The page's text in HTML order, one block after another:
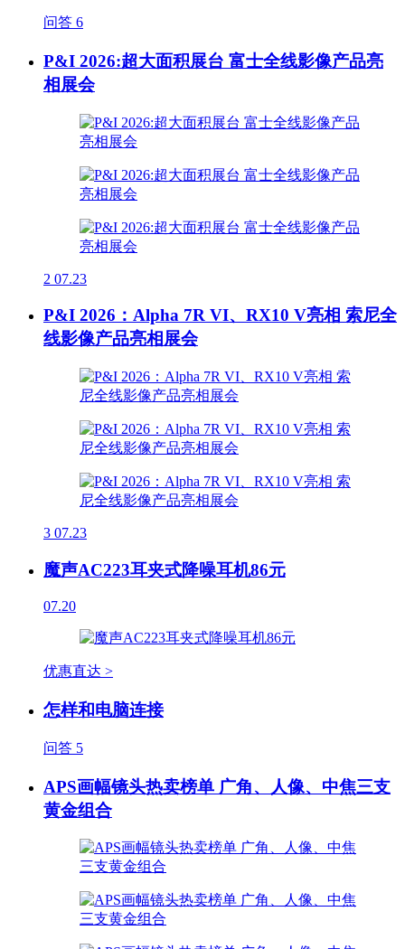
问答 6
P&I 2026:超大面积展台 富士全线影像产品亮
相展会
2 07.23
P&I 2026：Alpha 7R VI、RX10 V亮相 索尼全
线影像产品亮相展会
3 07.23
魔声AC223耳夹式降噪耳机86元
07.20
优惠直达 >
怎样和电脑连接
问答 5
APS画幅镜头热卖榜单 广角、人像、中焦三支
黄金组合